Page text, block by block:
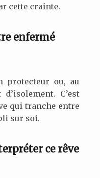
cette crainte.
enfermé
protecteur ou, au
C’est
qui tranche entre
sur soi.
ce rêve